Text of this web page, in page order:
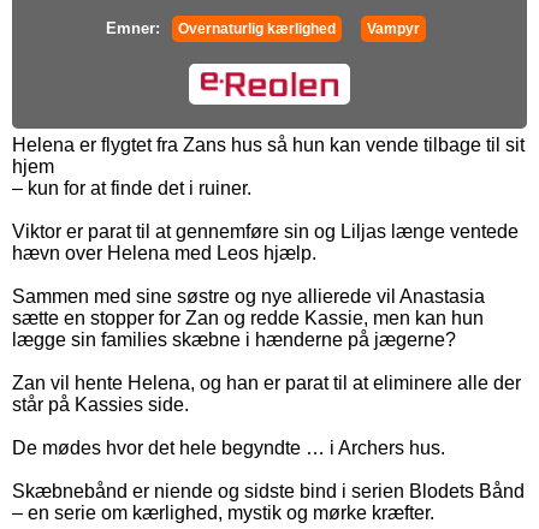
Emner: Overnaturlig kærlighed Vampyr
Helena er flygtet fra Zans hus så hun kan vende tilbage til sit
hjem
– kun for at finde det i ruiner.
Viktor er parat til at gennemføre sin og Liljas længe ventede
hævn over Helena med Leos hjælp.
Sammen med sine søstre og nye allierede vil Anastasia
sætte en stopper for Zan og redde Kassie, men kan hun
lægge sin families skæbne i hænderne på jægerne?
Zan vil hente Helena, og han er parat til at eliminere alle der
står på Kassies side.
De mødes hvor det hele begyndte … i Archers hus.
Skæbnebånd er niende og sidste bind i serien Blodets Bånd
– en serie om kærlighed, mystik og mørke kræfter.